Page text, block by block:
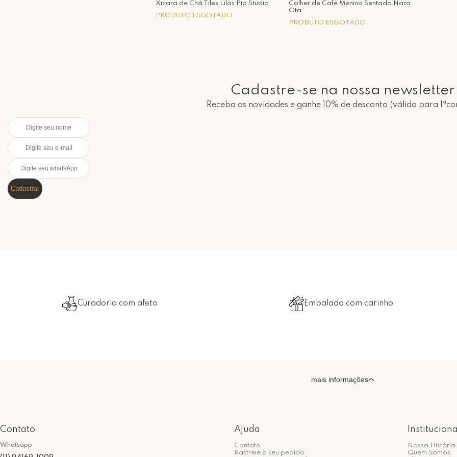
Xicara de Chá Tiles Lilás Pip Studio
PRODUTO ESGOTADO
Colher de Café Menina Sentada Nara
Ota
PRODUTO ESGOTADO
Cadastre-se na nossa newsletter
Receba as novidades e ganhe 10% de desconto.(válido para
Cadastrar
Curadoria com afeto Embalado com carinho
mais informações
Contato
Whatsapp
Ajuda
Contato
Rastreie o seu pedido
Institucional
Nossa História
Quem Somos